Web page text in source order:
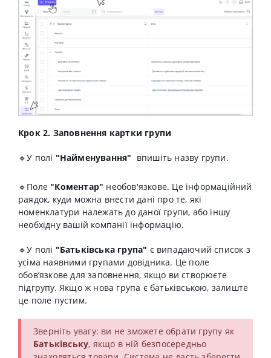
Крок 2. Заповнення картки групи
🔹У полі "Найменування" впишіть назву групи.
🔹 Поле "Коментар" необов'язкове. Це інформаційний
раядок, куди можна внести дані про те, які
номенклатури належать до даної групи, або іншу
необхідну вашій компанії інформацію.
🔹У полі "Батьківська група" є випадаючий список з
усіма наявними групами довідника. Це поле
обов’язкове для заповнення, якщо ви створюєте
підгрупу. Якщо ж нова група є батьківською, залиште
це поле пустим.
Зверніть увагу: ви не зможете обрати групу як
Батьківську, якщо в ній безпосередньо